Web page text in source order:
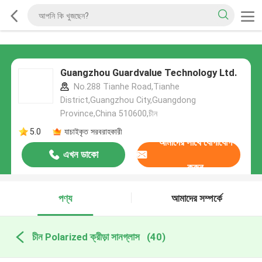
Guangzhou Guardvalue Technology Ltd.
No.288 Tianhe Road,Tianhe
District,Guangzhou City,Guangdong
Province,China 510600,চীন
5.0
যাচাইকৃত সরবরাহকারী
এখন ডাকো
আমাদের সাথে যোগাযোগ
করুন
পণ্য আমাদের সম্পর্কে
চীন Polarized ক্রীড়া সানগ্লাস (40)